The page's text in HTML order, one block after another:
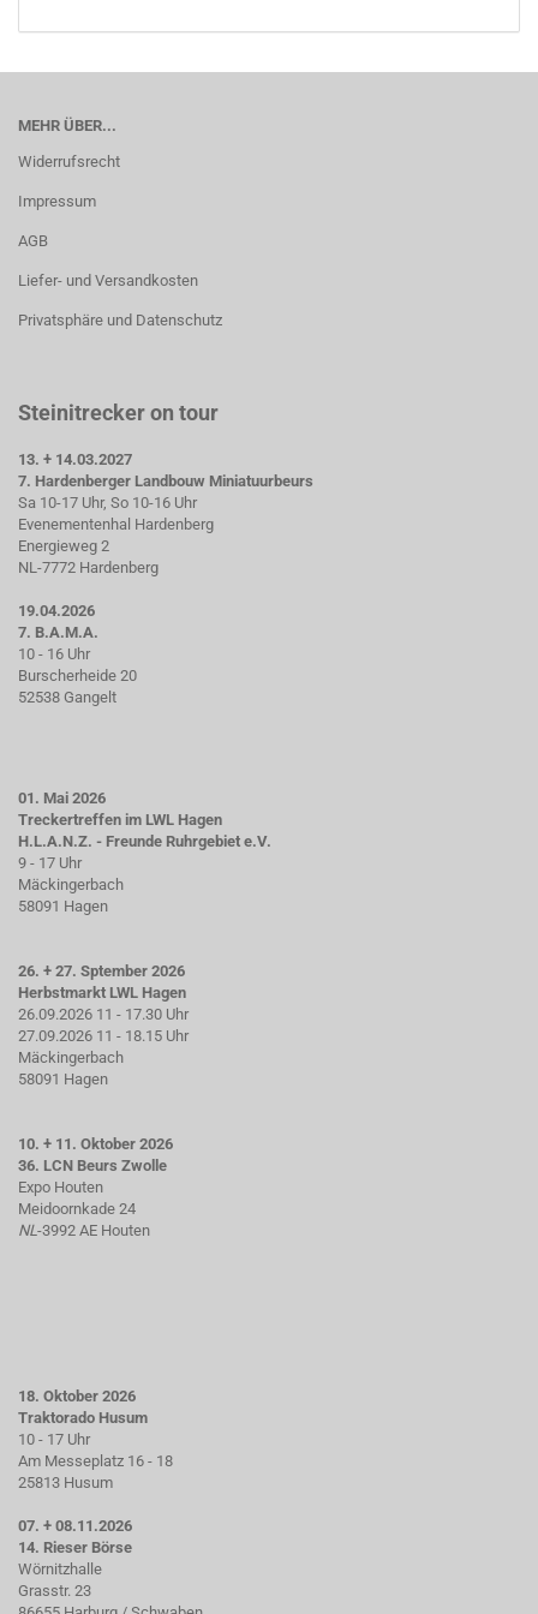
MEHR ÜBER...
Widerrufsrecht
Impressum
AGB
Liefer- und Versandkosten
Privatsphäre und Datenschutz
Steinitrecker on tour
13. + 14.03.2027
7. Hardenberger Landbouw Miniatuurbeurs
Sa 10-17 Uhr, So 10-16 Uhr
Evenementenhal Hardenberg
Energieweg 2
NL-7772 Hardenberg
19.04.2026
7. B.A.M.A.
10 - 16 Uhr
Burscherheide 20
52538 Gangelt
01. Mai 2026
Treckertreffen im LWL Hagen
H.L.A.N.Z. - Freunde Ruhrgebiet e.V.
9 - 17 Uhr
Mäckingerbach
58091 Hagen
26. + 27. Sptember 2026
Herbstmarkt LWL Hagen
26.09.2026 11 - 17.30 Uhr
27.09.2026 11 - 18.15 Uhr
Mäckingerbach
58091 Hagen
10. + 11. Oktober 2026
36. LCN Beurs Zwolle
Expo Houten
Meidoornkade 24
NL-3992 AE Houten
18. Oktober 2026
Traktorado Husum
10 - 17 Uhr
Am Messeplatz 16 - 18
25813 Husum
07. + 08.11.2026
14. Rieser Börse
Wörnitzhalle
Grasstr. 23